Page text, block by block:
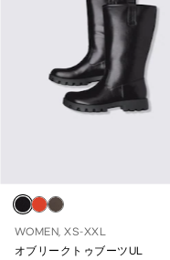
WOMEN, XS-XXL
オブリークトゥブーツUL